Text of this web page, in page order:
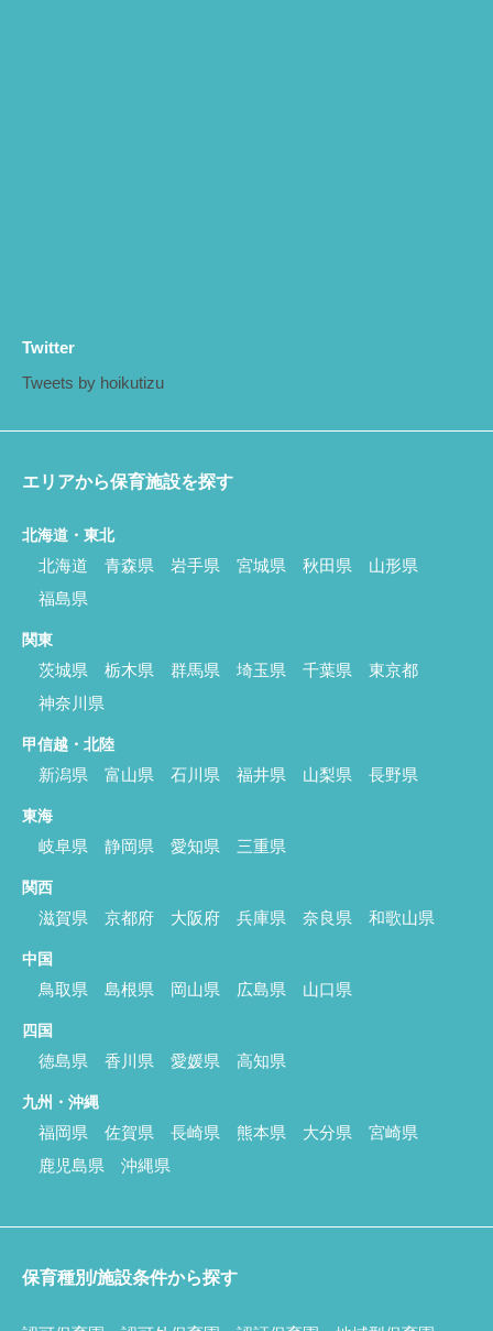
Twitter
Tweets by hoikutizu
エリアから保育施設を探す
北海道・東北
北海道 青森県 岩手県 宮城県 秋田県
山形県
福島県
関東
茨城県 栃木県 群馬県 埼玉県 千葉県
東京都
神奈川県
甲信越・北陸
新潟県 富山県 石川県 福井県 山梨県 長野県
東海
岐阜県 静岡県 愛知県 三重県
関西
滋賀県 京都府 大阪府 兵庫県 奈良県 和歌山県
中国
鳥取県 島根県 岡山県 広島県 山口県
四国
徳島県 香川県 愛媛県 高知県
九州・沖縄
福岡県 佐賀県 長崎県 熊本県 大分県
宮崎県
鹿児島県
沖縄県
保育種別/施設条件から探す